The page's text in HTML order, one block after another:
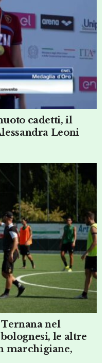
per Spagna-
morto